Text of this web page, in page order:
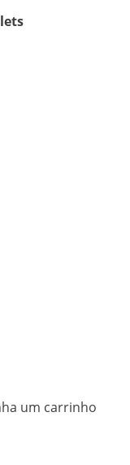
um carrinho